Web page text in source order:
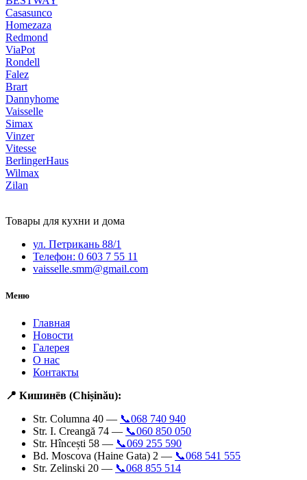
Casasunco
Homezaza
Redmond
ViaPot
Rondell
Falez
Brart
Dannyhome
Vaisselle
Simax
Vinzer
Vitesse
BerlingerHaus
Wilmax
Zilan
Товары для кухни и дома
ул. Петрикань 88/1
Телефон: 0 603 7 55 11
vaisselle.smm@gmail.com
Меню
Главная
Новости
Галерея
О нас
Контакты
📍 Кишинёв (Chișinău):
Str. Columna 40 — 📞068 740 940
Str. I. Creangă 74 — 📞060 850 050
Str. Hîncești 58 — 📞069 255 590
Bd. Moscova (Haine Gata) 2 — 📞068 541 555
Str. Zelinski 20 — 📞068 855 514